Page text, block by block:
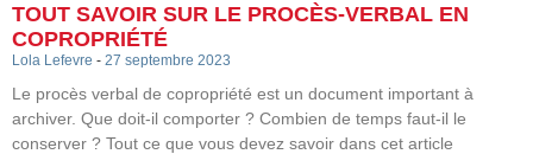
TOUT SAVOIR SUR LE PROCÈS-VERBAL EN
COPROPRIÉTÉ
Lola Lefevre 27 septembre 2023
Le procès verbal de copropriété est un document important à
archiver. Que doit-il comporter ? Combien de temps faut-il le
conserver ? Tout ce que vous devez savoir dans cet article